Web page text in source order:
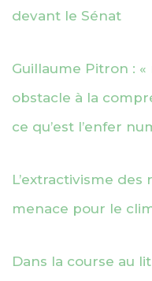
devant le Sénat
Guillaume Pitron :
obstacle à la
ce qu’est l’enfer
L’extractivisme
menace pour le
Dans la course au